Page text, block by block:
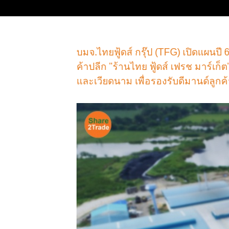
บมจ.ไทยฟู้ดส์ กรุ๊ป (TFG) เปิดแผนปี
ค้าปลีก "ร้านไทย ฟู้ดส์ เฟรช มาร์เก็
และเวียดนาม เพื่อรองรับดีมานด์ลูก